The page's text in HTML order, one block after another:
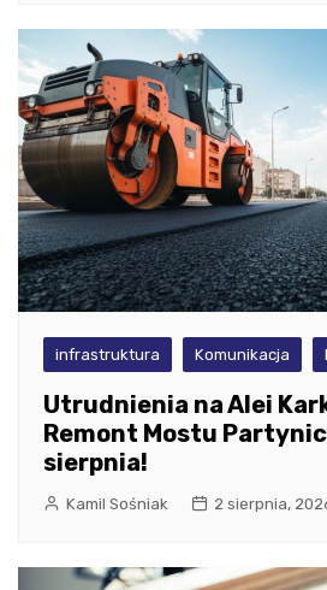
infrastruktura Komunikacja
Utrudnienia na Alei
Remont Mostu
sierpnia!
Kamil Sośniak 2 sierpnia,